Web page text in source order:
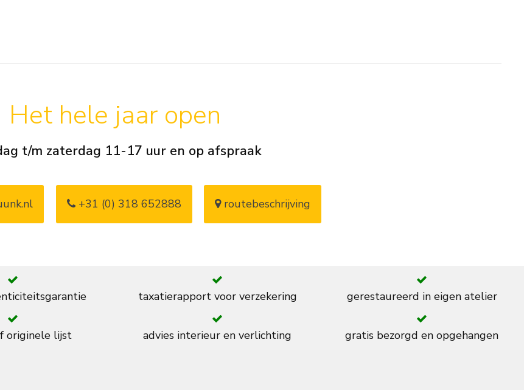
Het hele jaar open
t/m zaterdag 11-17 uur en op afspraak
+31 (0) 318 652888 routebeschrijving
taxatierapport voor verzekering gerestaureerd in eigen atelier
originele lijst advies interieur en verlichting gratis bezorgd en opgehangen